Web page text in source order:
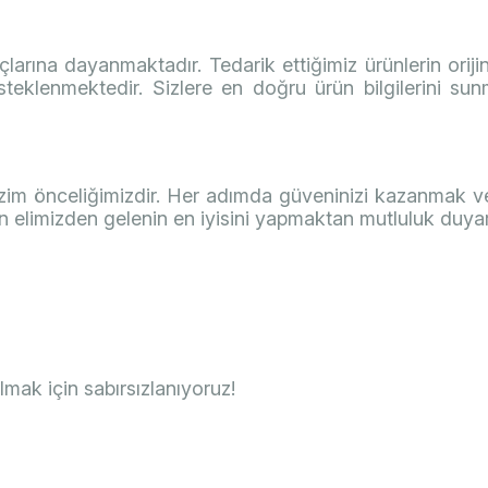
dayanmaktadır. Tedarik ettiğimiz ürünlerin
Sizlere en doğru ürün bilgilerini
önceliğimizdir. Her adımda güveninizi kazanmak
elimizden gelenin en iyisini yapmaktan mutluluk
için sabırsızlanıyoruz!